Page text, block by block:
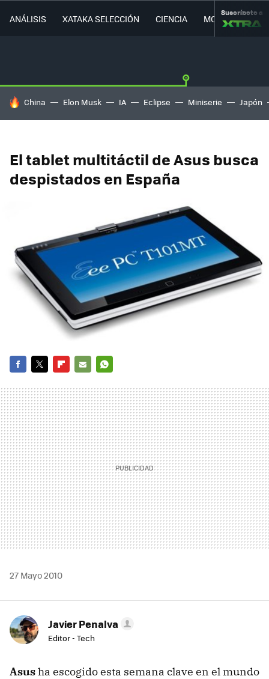
ANÁLISIS XATAKA SELECCIÓN CIENCIA MOVILIDAD
Suscríbete a
HOY SE HABLA DE
China Elon Musk IA Eclipse Miniserie Japón
El tablet multitáctil de Asus busca
despistados en España
MAIL
27 Mayo 2010
Javier Penalva
Editor - Tech
Asusha escogido esta semana clave en el mundo